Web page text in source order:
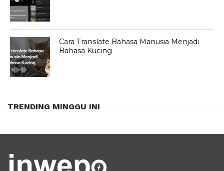
Cara Translate Bahasa Manusia Menjadi
Bahasa Kucing
TRENDING MINGGU INI